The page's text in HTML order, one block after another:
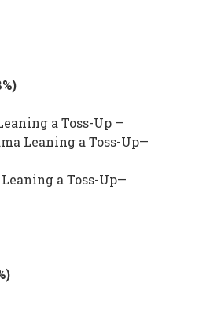
)
a Toss-Up —
Leaning a Toss-Up—
Leaning a Toss-Up—
)